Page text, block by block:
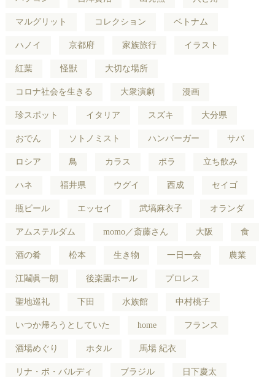
マルグリット コレクション ベトナム
ハノイ 京都府 家族旅行 イラスト
紅葉 怪獣 大切な場所
コロナ社会を生きる 大衆演劇 漫画
珍スポット イタリア スズキ 大分県
おでん ソトノミスト ハンバーガー サバ
ロシア 鳥 カラス ボラ 立ち飲み
ハネ 福井県 ウグイ 西成 セイゴ
瓶ビール エッセイ 武塙麻衣子 オランダ
アムステルダム momo／斎藤さん 大阪 食
酒の肴 松本 生き物 一日一会 農業
江鬮眞一朗 後楽園ホール プロレス
聖地巡礼 下田 水族館 中村桃子
いつか帰ろうとしていた home フランス
酒場めぐり ホタル 馬場 紀衣
リナ・ボ・バルディ ブラジル 日下慶太